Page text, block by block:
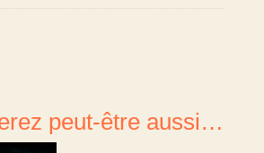
peut-être aussi…